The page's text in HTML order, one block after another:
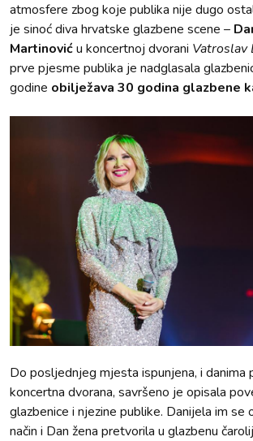
atmosfere zbog koje publika nije dugo
je sinoć diva hrvatske glazbene scene –
Martinoviću koncertnoj dvorani Vatroslav
prve pjesme publika je nadglasala
godine obilježava 30 godina glazbene
Do posljednjeg mjesta ispunjena, i danima
koncertna dvorana, savršeno je opisala
glazbenice i njezine publike. Danijela im se
način i Dan žena pretvorila u glazbenu